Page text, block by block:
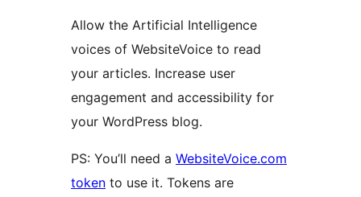
Allow the Artificial Intelligence
voices of WebsiteVoice to read
your articles. Increase user
engagement and accessibility for
your WordPress blog.
PS: You’ll need a WebsiteVoice.com
token to use it. Tokens are